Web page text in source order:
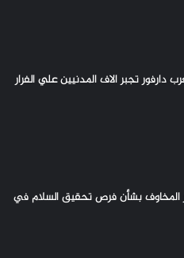
دارفور تجبر الاف المدنيين علي الفرار
المخاوف بشأن فرص تحقيق السلام في